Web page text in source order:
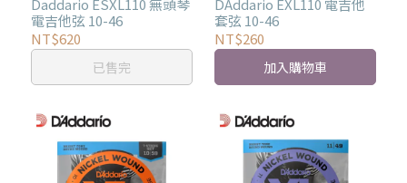
Daddario ESXL110 無頭琴
電吉他弦 10-46
NT$620
已售完
卓越，使用壽命長，適合大
部分電吉他。
DAddario EXL110 電吉他
套弦 10-46
NT$260
加入購物車